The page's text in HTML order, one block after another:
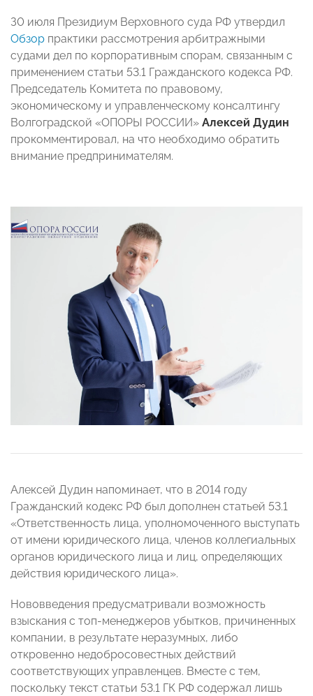
З0 июля Президиум Верховного суда РФ утвердил
Обзор практики рассмотрения арбитражными
судами дел по корпоративным спорам, связанным с
применением статьи 53.1 Гражданского кодекса РФ.
Председатель Комитета по правовому,
экономическому и управленческому консалтингу
Волгоградской «ОПОРЫ РОССИИ» Алексей Дудин
прокомментировал, на что необходимо обратить
внимание предпринимателям.
Алексей Дудин напоминает, что в 2014 году
Гражданский кодекс РФ был дополнен статьей 53.1
«Ответственность лица, уполномоченного выступать
от имени юридического лица, членов коллегиальных
органов юридического лица и лиц, определяющих
действия юридического лица».
Нововведения предусматривали возможность
взыскания с топ-менеджеров убытков, причиненных
компании, в результате неразумных, либо
откровенно недобросовестных действий
соответствующих управленцев. Вместе с тем,
поскольку текст статьи 53.1 ГК РФ содержал лишь